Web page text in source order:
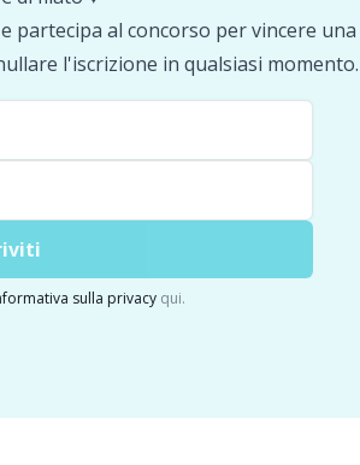
partecipa al concorso per vincere una
l'iscrizione in qualsiasi momento.
sulla privacyqui.